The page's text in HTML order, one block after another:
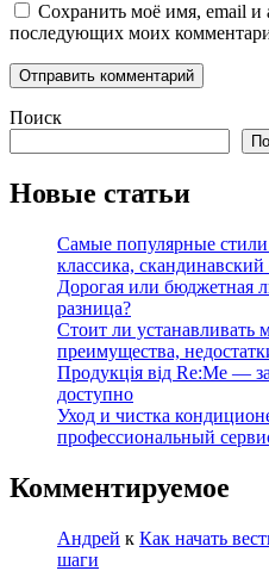
Сохранить моё имя, email и
последующих моих
Поиск
Новые статьи
Самые популярные
классика, скандинавский
Дорогая или бюджетная
разница?
Стоит ли устанавливать
преимущества,
Продукція від Re:Me —
доступно
Уход и чистка
профессиональный
Комментируемое
Андрей к Как начать
шаги